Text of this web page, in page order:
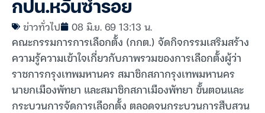
กปน.หวั่นซ้ำรอย
ข่าวทั่วไป 08 มิ.ย. 69 13:13 น.
คณะกรรมการการเลือกตั้ง (กกต.) จัดกิจกรรมเสริมสร้าง
ความรู้ความเข้าใจเกี่ยวกับภาพรวมของการเลือกตั้งผู้ว่า
ราชการกรุงเทพมหานคร สมาชิกสภากรุงเทพมหานคร
นายกเมืองพัทยา และสมาชิกสภาเมืองพัทยา ขั้นตอนและ
กระบวนการจัดการเลือกตั้ง ตลอดจนกระบวนการสืบสวน